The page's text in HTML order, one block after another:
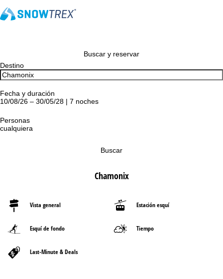
Buscar y reservar
Destino
Fecha y duración
10/08/26 – 30/05/28 | 7 noches
Personas
cualquiera
Buscar
Chamonix
Vista general Estación esquí
Esquí de fondo Tiempo
Last-Minute & Deals